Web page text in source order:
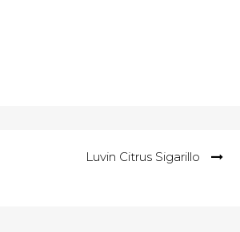
Luvin Citrus Sigarillo